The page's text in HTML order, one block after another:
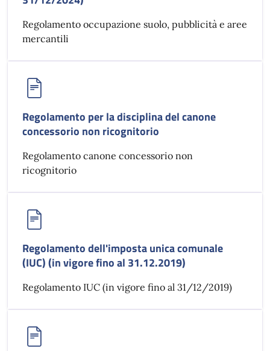
Regolamento occupazione suolo, pubblicità e aree
mercantili
Regolamento per la disciplina del canone
concessorio non ricognitorio
Regolamento canone concessorio non
ricognitorio
Regolamento dell'imposta unica comunale
(IUC) (in vigore fino al 31.12.2019)
Regolamento IUC (in vigore fino al 31/12/2019)